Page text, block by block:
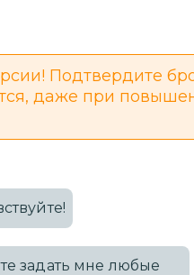
Подтвердите
даже при
задать мне любые